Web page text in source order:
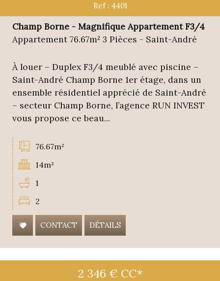
Ref : 4401
Champ Borne - Magnifique Appartement F3/4
Appartement 76.67m² 3 Pièces - Saint-André
À louer – Duplex F3/4 meublé avec piscine –
Saint-André Champ Borne 1er étage, dans un
ensemble résidentiel apprécié de Saint-André
– secteur Champ Borne, l’agence RUN INVEST
vous propose ce beau...
76.67m²
14m²
1
2
CONTACT DÉTAILS
2 346 € CC*